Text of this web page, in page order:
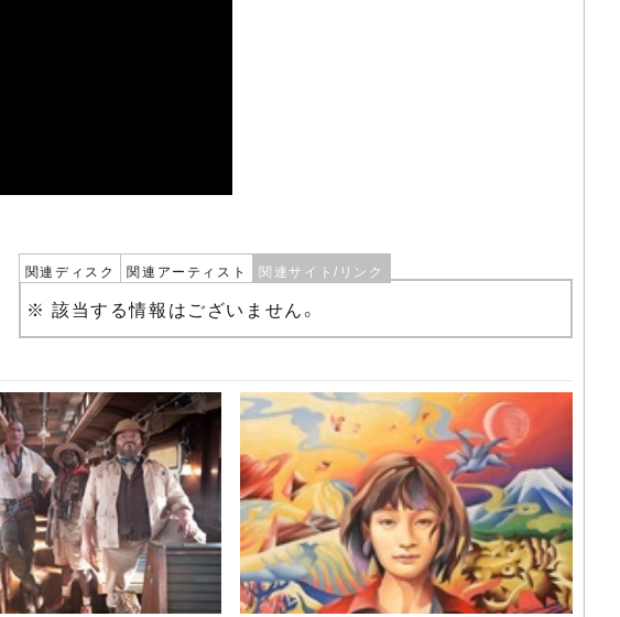
関連ディスク 関連アーティスト 関連サイト/リンク
※ 該当する情報はございません。